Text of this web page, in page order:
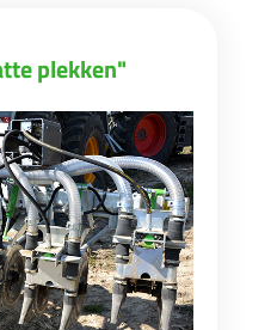
plekken"